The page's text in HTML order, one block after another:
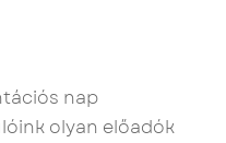
nap
olyan előadók